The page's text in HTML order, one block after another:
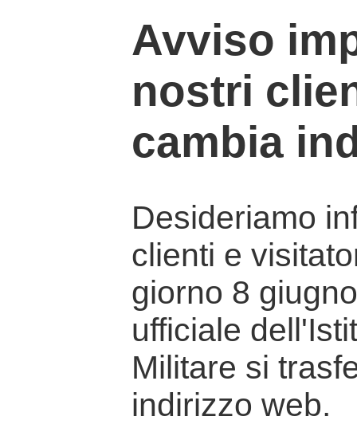
Avviso
nostri
cambia
Desideriamo
clienti e
giorno 8
ufficiale
Militare si
indirizzo web.